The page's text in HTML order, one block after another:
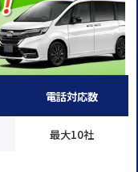
電話対応数
最大10社